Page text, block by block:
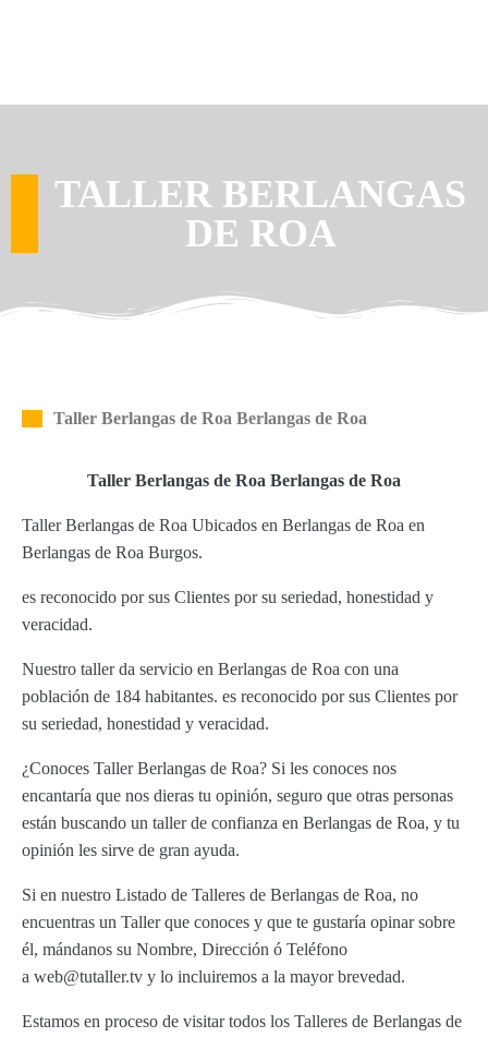
TALLER BERLANGAS
DE ROA
Taller Berlangas de Roa Berlangas de Roa
Taller Berlangas de Roa Berlangas de Roa
Taller Berlangas de Roa Ubicados en Berlangas de Roa en
Berlangas de Roa Burgos.
es reconocido por sus Clientes por su seriedad, honestidad y
veracidad.
Nuestro taller da servicio en Berlangas de Roa con una
población de 184 habitantes. es reconocido por sus Clientes por
su seriedad, honestidad y veracidad.
¿Conoces Taller Berlangas de Roa? Si les conoces nos
encantaría que nos dieras tu opinión, seguro que otras personas
están buscando un taller de confianza en Berlangas de Roa, y tu
opinión les sirve de gran ayuda.
Si en nuestro Listado de Talleres de Berlangas de Roa, no
encuentras un Taller que conoces y que te gustaría opinar sobre
él, mándanos su Nombre, Dirección ó Teléfono
a web@tutaller.tv y lo incluiremos a la mayor brevedad.
Estamos en proceso de visitar todos los Talleres de Berlangas de